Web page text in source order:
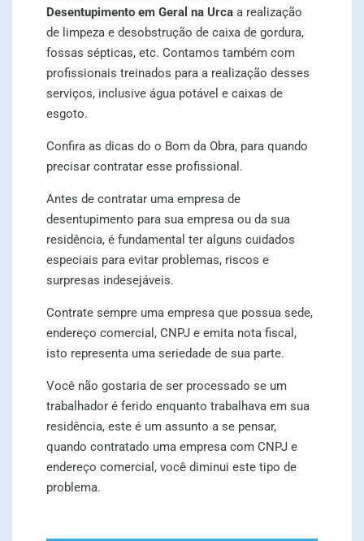
Desentupimento em Geral na Urcaa realização
de limpeza e desobstrução de caixa de gordura,
fossas sépticas, etc. Contamos também com
profissionais treinados para a realização desses
serviços, inclusive água potável e caixas de
esgoto.
Confira as dicas do o Bom da Obra, para quando
precisar contratar esse profissional.
Antes de contratar uma empresa de
desentupimento para sua empresa ou da sua
residência, é fundamental ter alguns cuidados
especiais para evitar problemas, riscos e
surpresas indesejáveis.
Contrate sempre uma empresa que possua sede,
endereço comercial, CNPJ e emita nota fiscal,
isto representa uma seriedade de sua parte.
Você não gostaria de ser processado se um
trabalhador é ferido enquanto trabalhava em sua
residência, este é um assunto a se pensar,
quando contratado uma empresa com CNPJ e
endereço comercial, você diminui este tipo de
problema.